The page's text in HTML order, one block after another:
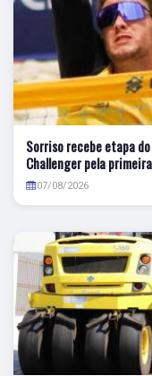
Sorriso recebe etapa
Challenger pela
07/08/2026